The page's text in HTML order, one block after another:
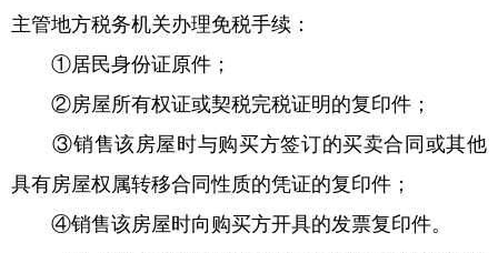
主管地方税务机关办理免税手续：
①居民身份证原件；
②房屋所有权证或契税完税证明的复印件；
③销售该房屋时与购买方签订的买卖合同或其他
具有房屋权属转移合同性质的凭证的复印件；
④销售该房屋时向购买方开具的发票复印件。